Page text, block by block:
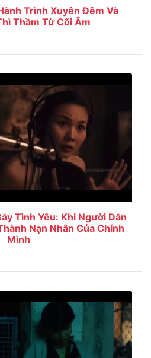
Trình Xuyên Đêm Và
Thầm Từ Cõi Âm
Tình Yêu: Khi Người Dẫn
Nạn Nhân Của Chính
Mình